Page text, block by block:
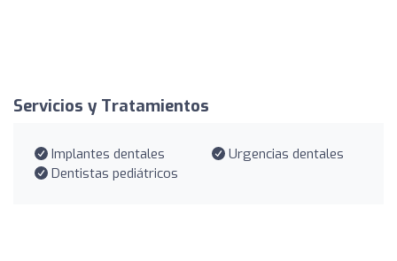
Servicios y Tratamientos
Implantes dentales
Urgencias dentales
Dentistas pediátricos